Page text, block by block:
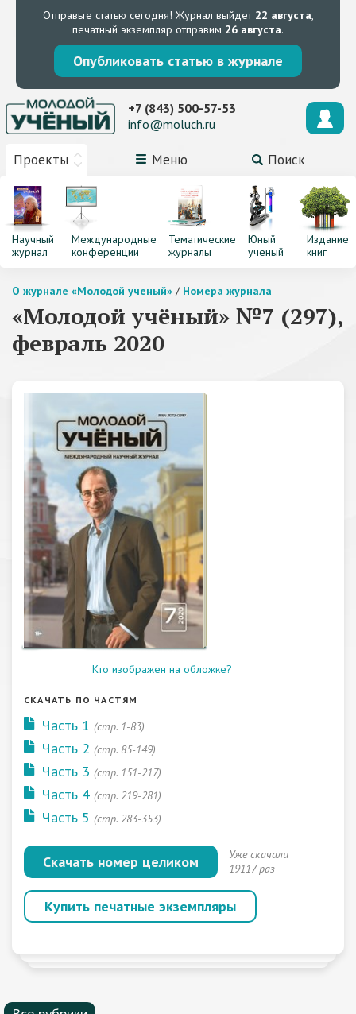
Отправьте статью сегодня! Журнал выйдет 22 августа,
печатный экземпляр отправим 26 августа.
Опубликовать статью в журнале
Проекты Меню Поиск
+7 (843) 500-57-53
info@moluch.ru
Научный
журнал
Международные
конференции
Тематические
журналы
Юный
ученый
Издание
книг
О журнале «Молодой ученый» / Номера журнала
«Молодой учёный» №7 (297),
февраль 2020
Кто изображен на обложке?
СКАЧАТЬ ПО ЧАСТЯМ
Часть 1 (стр. 1-83)
Часть 2 (стр. 85-149)
Часть 3 (стр. 151-217)
Часть 4 (стр. 219-281)
Часть 5 (стр. 283-353)
Скачать номер целиком
Уже скачали
19117 раз
Купить печатные экземпляры